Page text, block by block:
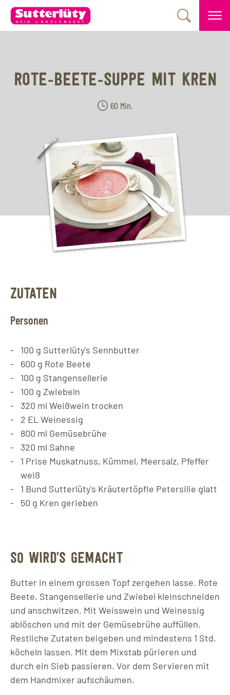
ROTE-BEETE-SUPPE MIT KREN
60 Min.
ZUTATEN
Personen
100 g Sutterlüty's Sennbutter
600 g Rote Beete
100 g Stangensellerie
100 g Zwiebeln
320 ml Weißwein trocken
2 EL Weinessig
800 ml Gemüsebrühe
320 ml Sahne
1 Prise Muskatnuss, Kümmel, Meersalz, Pfeffer
weiß
1 Bund Sutterlüty's Kräutertöpfle Petersilie glatt
50 g Kren gerieben
SO WIRD’S GEMACHT
Butter in einem grossen Topf zergehen lasse. Rote
Beete, Stangensellerie und Zwiebel kleinschneiden
und anschwitzen. Mit Weisswein und Weinessig
ablöschen und mit der Gemüsebrühe auffüllen.
Restliche Zutaten beigeben und mindestens 1 Std.
köcheln lassen. Mit dem Mixstab pürieren und
durch ein Sieb passieren. Vor dem Servieren mit
dem Handmixer aufschäumen.